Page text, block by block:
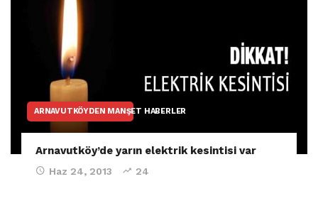
ARNAVUTKÖYDEN MANŞET HABERLER
Arnavutköy’de yarın elektrik kesintisi var
Haz 24, 2013 24